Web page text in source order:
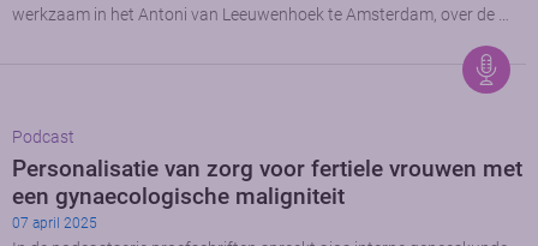
werkzaam in het Antoni van Leeuwenhoek te Amsterdam, over de …
Podcast
Personalisatie van zorg voor fertiele vrouwen met
een gynaecologische maligniteit
07 april 2025